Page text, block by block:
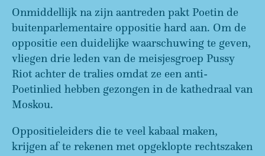
Onmiddellijk na zijn aantreden pakt Poetin de
buitenparlementaire oppositie hard aan. Om de
oppositie een duidelijke waarschuwing te geven,
vliegen drie leden van de meisjesgroep Pussy
Riot achter de tralies omdat ze een anti-
Poetinlied hebben gezongen in de kathedraal van
Moskou.
Oppositieleiders die te veel kabaal maken,
krijgen af te rekenen met opgeklopte rechtszaken